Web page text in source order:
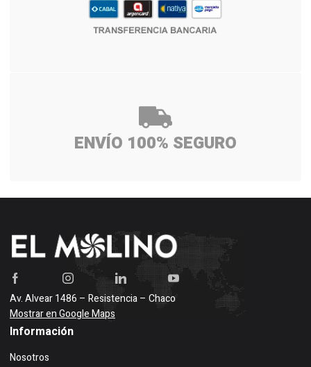
ENVÍO 100% SEGURO
Av. Alvear 1486 – Resistencia – Chaco
Mostrar en Google Maps
Información
Nosotros